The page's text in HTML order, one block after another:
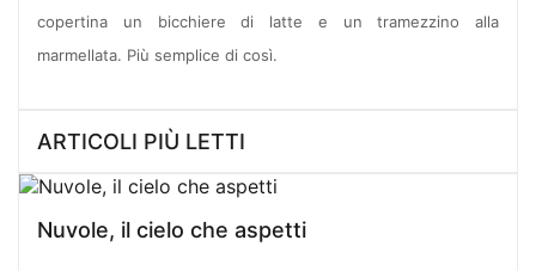
copertina un bicchiere di latte e un tramezzino alla
marmellata. Più semplice di così.
ARTICOLI PIÙ LETTI
Nuvole, il cielo che aspetti